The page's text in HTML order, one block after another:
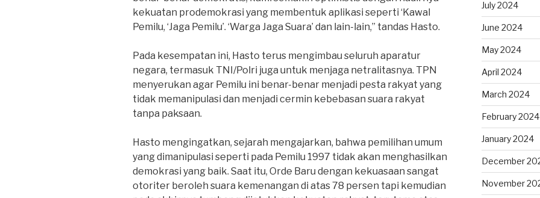
kekuatan prodemokrasi yang membentuk aplikasi seperti ‘Kawal
Pemilu, ‘Jaga Pemilu’. ‘Warga Jaga Suara’ dan lain-lain,” tandas Hasto.
Pada kesempatan ini, Hasto terus mengimbau seluruh aparatur
negara, termasuk TNI/Polri juga untuk menjaga netralitasnya. TPN
menyerukan agar Pemilu ini benar-benar menjadi pesta rakyat yang
tidak memanipulasi dan menjadi cermin kebebasan suara rakyat
tanpa paksaan.
Hasto mengingatkan, sejarah mengajarkan, bahwa pemilihan umum
yang dimanipulasi seperti pada Pemilu 1997 tidak akan menghasilkan
demokrasi yang baik. Saat itu, Orde Baru dengan kekuasaan sangat
otoriter beroleh suara kemenangan di atas 78 persen tapi kemudian
July 2024
June 2024
May 2024
April 2024
March 2024
February 2024
January 2024
December
November